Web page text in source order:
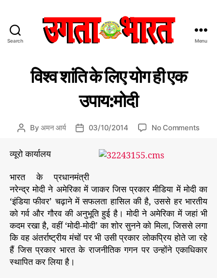
Search
ता
भा
त
हिं
दी
मा
प
त्र
Menu
e
विश्व शांति के लिए योग ही एक
उपाय:मोदी
P
s
t
u
t
h
o
r
Byअमन आर्य
P
a
t
e
03/10/2014 No Commentso
के
लि
ए
यो
ग
ए
व्यूरो कार्यालय
भारत के प्रधानमंत्री
नरेन्द्र मोदी ने अमेरिका में जाकर जिस प्रकार मीडिया में मोदी का
‘इंडिया फीवर’ चढ़ाने में सफलता हासिल की है, उससे हर भारतीय
को गर्व और गौरव की अनुभूति हुई है। मोदी ने अमेरिका में जहां भी
कदम रखा है, वहीं ‘मोदी-मोदी’ का शोर सुनने को मिला, जिससे लगा
कि वह अंतर्राष्ट्रीय मंचों पर भी उसी प्रकार लोकप्रिय होते जा रहे
हैं जिस प्रकार भारत के राजनीतिक गगन पर उन्होंने एकाधिकार
स्थापित कर लिया है।